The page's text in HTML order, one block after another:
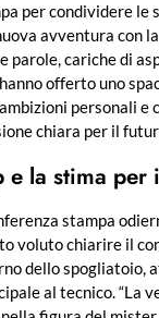
per condividere le
avventura con
parole, cariche di
offerto uno
personali e
chiara per il
e la stima per
stampa
voluto chiarire il
dello spogliatoio,
al tecnico. “La